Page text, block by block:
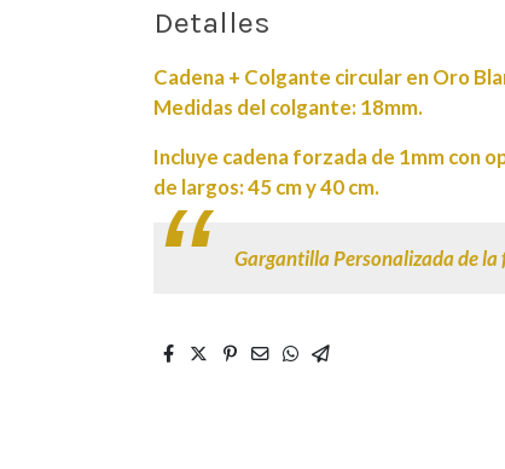
Detalles
Cadena + Colgante circular en Oro
Medidas del colgante: 18mm.
Incluye cadena forzada de 1mm con
de largos: 45 cm y 40 cm.
Gargantilla Personalizada de la